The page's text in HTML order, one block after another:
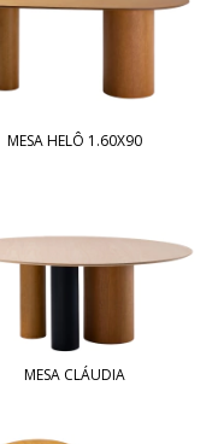
MESA HELÔ 1.60X90
MESA CLÁUDIA